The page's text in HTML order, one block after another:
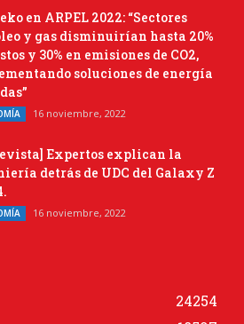
en ARPEL 2022: “Sectores
y gas disminuirían hasta 20%
y 30% en emisiones de CO2,
soluciones de energía
16 noviembre, 2022
Expertos explican la
detrás de UDC del Galaxy Z
16 noviembre, 2022
24254